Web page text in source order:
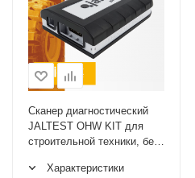
Сканер диагностический
JALTEST OHW KIT для
строительной техники, без
Характеристики